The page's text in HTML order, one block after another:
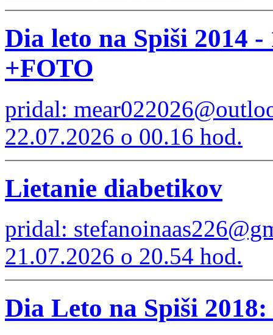
Dia leto na Spiši 2014
+FOTO
pridal:
22.07.2026 o 00.16 hod.
Lietanie diabetikov
pridal:
21.07.2026 o 20.54 hod.
Dia Leto na Spiši